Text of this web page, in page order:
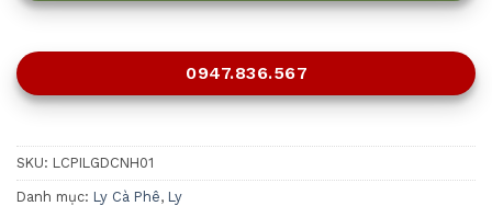
0947.836.567
SKU: LCPILGDCNH01
Danh mục: Ly Cà Phê, Ly